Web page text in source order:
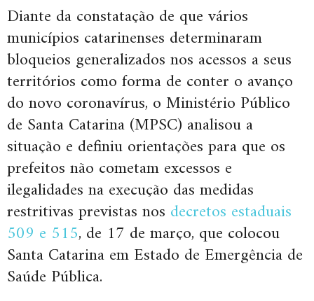
Diante da constatação de que vários
municípios catarinenses determinaram
bloqueios generalizados nos acessos a seus
territórios como forma de conter o avanço
do novo coronavírus, o Ministério Público
de Santa Catarina (MPSC) analisou a
situação e definiu orientações para que os
prefeitos não cometam excessos e
ilegalidades na execução das medidas
restritivas previstas nos decretos estaduais
509 e 515, de 17 de março, que colocou
Santa Catarina em Estado de Emergência de
Saúde Pública.